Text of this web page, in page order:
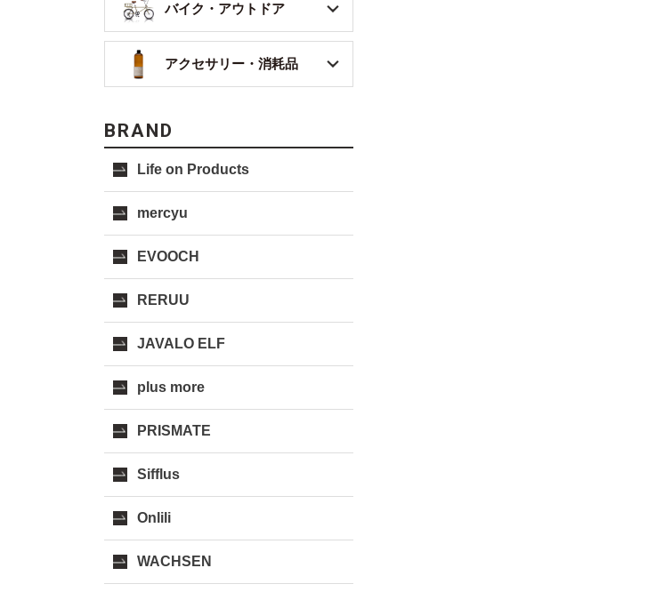
バイク・アウトドア
アクセサリー・消耗品
BRAND
Life on Products
mercyu
EVOOCH
RERUU
JAVALO ELF
plus more
PRISMATE
Sifflus
Onlili
WACHSEN